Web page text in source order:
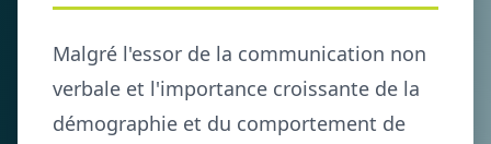
Malgré l'essor de la communication non
verbale et l'importance croissante de la
démographie et du comportement de